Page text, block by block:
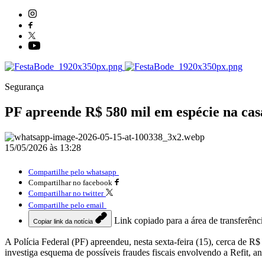
Segurança
PF apreende R$ 580 mil em espécie na
15/05/2026 às 13:28
Compartilhe pelo whatsapp
Compartilhar no facebook
Compartilhar no twitter
Compartilhe pelo email
Copiar link da notícia Link copiado para a área de
A Polícia Federal (PF) apreendeu, nesta sexta-feira (15), cerca de
investiga esquema de possíveis fraudes fiscais envolvendo a Refit,